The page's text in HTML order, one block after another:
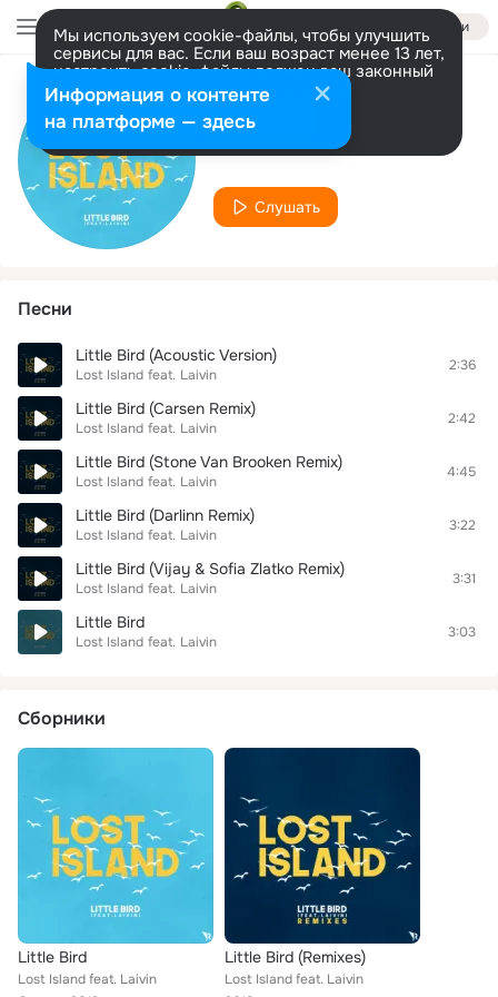
Войти
Мы используем cookie-файлы, чтобы улучшить
сервисы для вас. Если ваш возраст менее 13 лет,
настроить cookie-файлы должен ваш законный
представитель. Больше информации
Разрешить все Настроить
Исполнитель
Laivin
Слушать
Песни
Little Bird (Acoustic Version)
Lost Island feat. Laivin
2:36
Little Bird (Carsen Remix)
Lost Island feat. Laivin
2:42
Little Bird (Stone Van Brooken Remix)
Lost Island feat. Laivin
4:45
Little Bird (Darlinn Remix)
Lost Island feat. Laivin
3:22
Little Bird (Vijay & Sofia Zlatko Remix)
Lost Island feat. Laivin
3:31
Little Bird
Lost Island feat. Laivin
3:03
Сборники
Little Bird
Lost Island feat. Laivin
Little Bird (Remixes)
Lost Island feat. Laivin
Информация о контенте
на платформе — здесь